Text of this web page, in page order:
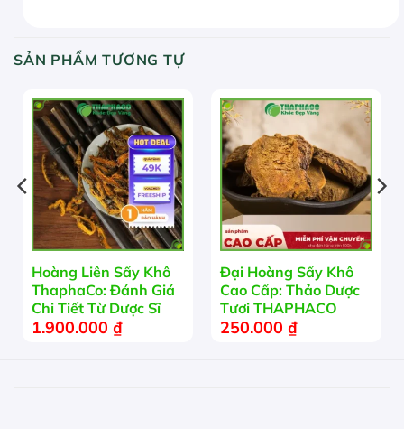
SẢN PHẨM TƯƠNG TỰ
Hoàng Liên Sấy Khô
ThaphaCo: Đánh Giá
Chi Tiết Từ Dược Sĩ
1.900.000 ₫
Đại Hoàng Sấy Khô
Cao Cấp: Thảo Dược
Tươi THAPHACO
250.000 ₫